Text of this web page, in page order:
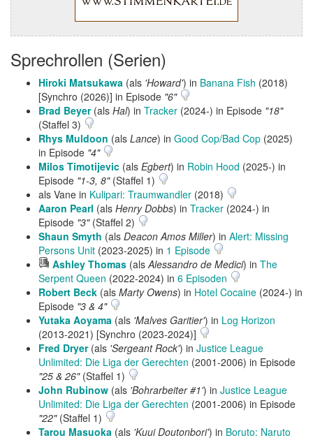
Sprechrollen (Serien)
Hiroki Matsukawa (als 'Howard') in Banana Fish (2018)
[Synchro (2026)] in Episode "6"
Brad Beyer(als Hal) in Tracker (2024-) in Episode "18"
(Staffel 3)
Rhys Muldoon (als Lance) in Good Cop/Bad Cop (2025)
in Episode "4"
Milos Timotijevic (als Egbert) in Robin Hood (2025-) in
Episode "1-3, 8"(Staffel 1)
als Vane in Kulipari: Traumwandler (2018)
Aaron Pearl (als Henry Dobbs) in Tracker (2024-) in
Episode "3"(Staffel 2)
Shaun Smyth (als Deacon Amos Miller) in Alert: Missing
Persons Unit (2023-2025) in 1 Episode
Hörprobe
abspielen
Ashley Thomas (alsAlessandro de Medici) in The
Serpent Queen (2022-2024) in 6 Episoden
Robert Beck (als Marty Owens) in Hotel Cocaine (2024-) in
Episode "3 & 4"
Yutaka Aoyama (als 'Malves Garitier') in Log Horizon
(2013-2021) [Synchro (2023-2024)]
Fred Dryer(als 'Sergeant Rock') in Justice League
Unlimited: Die Liga der Gerechten (2001-2006) in Episode
"25 & 26"(Staffel 1)
John Rubinow (als 'Bohrarbeiter #1') in Justice League
Unlimited: Die Liga der Gerechten (2001-2006) in Episode
"22"(Staffel 1)
Tarou Masuoka (als 'Kuui Doutonbori') in Boruto: Naruto